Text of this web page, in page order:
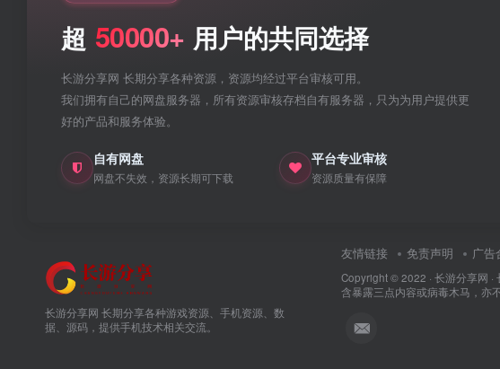
超 50000+ 用户的共同选择
长游分享网 长期分享各种资源，资源均经过平台审核可用。
我们拥有自己的网盘服务器，所有资源审核存档自有服务器，只为为用户提供更
好的产品和服务体验。
自有网盘
网盘不失效，资源长期可下载
平台专业审核
资源质量有保障
长游分享网 长期分享各种游戏资源、手机资源、数
据、源码，提供手机技术相关交流。
友情链接 免责声明 广告
Copyright © 2022 · 长游分享网 ·
含暴露三点内容或病毒木马，亦